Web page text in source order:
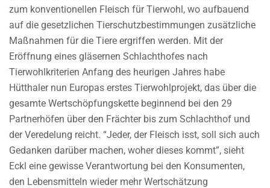
zum konventionellen Fleisch für Tierwohl, wo aufbauend
auf die gesetzlichen Tierschutzbestimmungen zusätzliche
Maßnahmen für die Tiere ergriffen werden. Mit der
Eröffnung eines gläsernen Schlachthofes nach
Tierwohlkriterien Anfang des heurigen Jahres habe
Hütthaler nun Europas erstes Tierwohlprojekt, das über die
gesamte Wertschöpfungskette beginnend bei den 29
Partnerhöfen über den Frächter bis zum Schlachthof und
der Veredelung reicht. “Jeder, der Fleisch isst, soll sich auch
Gedanken darüber machen, woher dieses kommt”, sieht
Eckl eine gewisse Verantwortung bei den Konsumenten,
den Lebensmitteln wieder mehr Wertschätzung